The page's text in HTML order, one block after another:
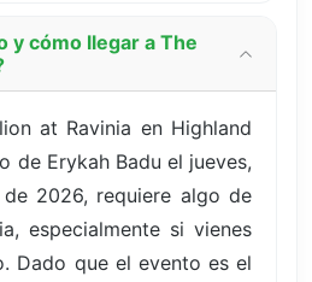
y cómo llegar a The
at Ravinia en Highland
de Erykah Badu el jueves,
2026, requiere algo de
especialmente si vienes
Dado que el evento es el